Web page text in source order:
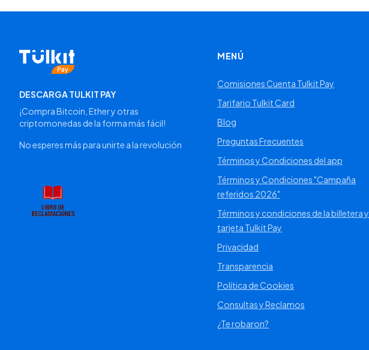
DESCARGA TULKIT PAY
¡Compra Bitcoin, Ether y otras
criptomonedas de la forma más fácil!
No esperes más para unirte a la revolución
MENÚ
Comisiones Cuenta Tulkit Pay
Tarifario Tulkit Card
Blog
Preguntas Frecuentes
Términos y Condiciones del app
Términos y Condiciones "Campaña
referidos 2026"
Términos y condiciones de la billetera y
tarjeta Tulkit Pay
Privacidad
Transparencia
Política de Cookies
Consultas y Reclamos
¿Te robaron?